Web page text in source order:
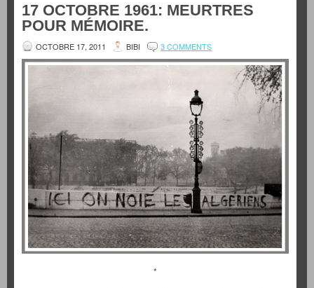
17 OCTOBRE 1961: MEURTRES
POUR MÉMOIRE.
OCTOBRE 17, 2011 BIBI 3 COMMENTS
*